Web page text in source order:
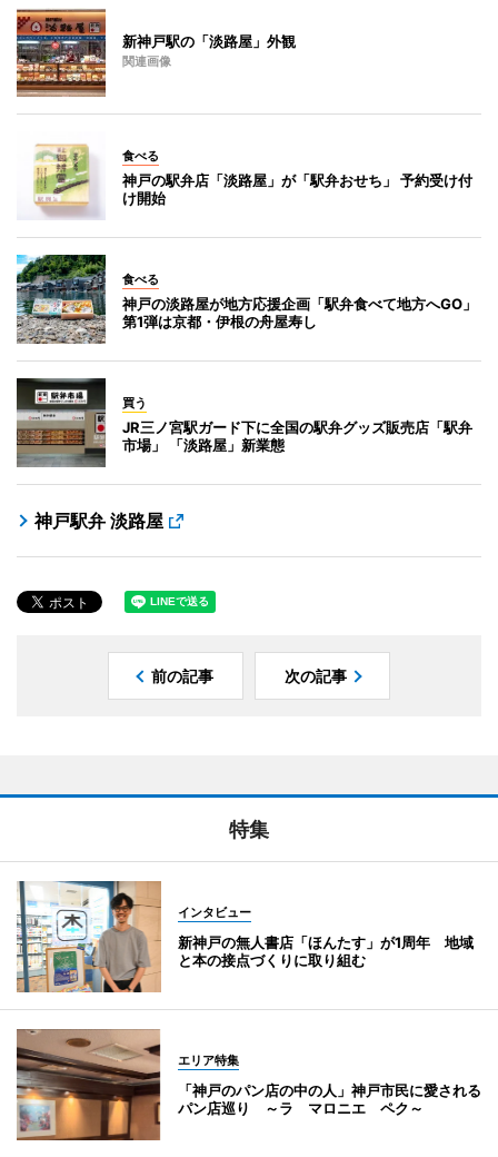
新神戸駅の「淡路屋」外観
関連画像
食べる
神戸の駅弁店「淡路屋」が「駅弁おせち」 予約受け付
け開始
食べる
神戸の淡路屋が地方応援企画「駅弁食べて地方へGO」
第1弾は京都・伊根の舟屋寿し
買う
JR三ノ宮駅ガード下に全国の駅弁グッズ販売店「駅弁
市場」 「淡路屋」新業態
神戸駅弁 淡路屋
前の記事 次の記事
特集
インタビュー
新神戸の無人書店「ほんたす」が1周年 地域
と本の接点づくりに取り組む
エリア特集
「神戸のパン店の中の人」神戸市民に愛される
パン店巡り ～ラ マロニエ ペク～